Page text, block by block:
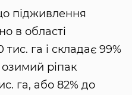
підживлення
в області
га і складає 99%
озимий ріпак
га, або 82% до